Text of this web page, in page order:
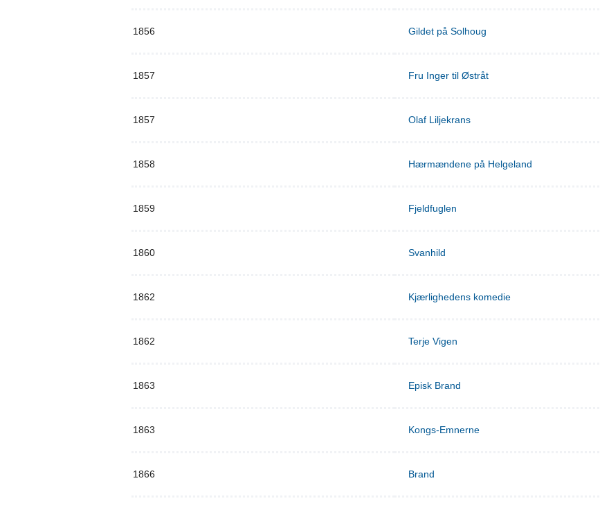
1856 Gildet på Solhoug
1857 Fru Inger til Østråt
1857 Olaf Liljekrans
1858 Hærmændene på Helgeland
1859 Fjeldfuglen
1860 Svanhild
1862 Kjærlighedens komedie
1862 Terje Vigen
1863 Episk Brand
1863 Kongs-Emnerne
1866 Brand